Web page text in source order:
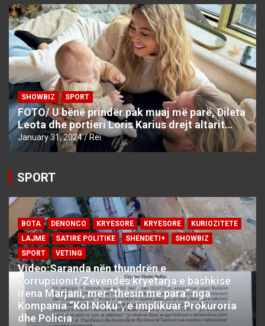
SHOWBIZ SPORT
FOTO/ U bënë prindër pak muaj më parë, Dileta
Leota dhe portieri Loris Karius drejt altarit…
January 31, 2024 Rei
SPORT
BOTA DENONCO KRYESORE KRYESORE
KURIOZITETE
LAJME
SATIRE POLITIKE SHENDETI+
SHOWBIZ
SPORT
VETING
Video:Saranda nën thundrën e
korrupsionit/Zëvëndës kryetarja e bashkisë
Irena Marjani, mer “thesin me para” nga
Kompania “Kol Noku”, e implikuar Prokuroria
dhe Policia